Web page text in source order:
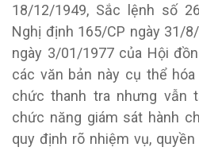
18/12/1949, Sắc lệnh số
Nghị định 165/CP ngày 31/
ngày 3/01/1977 của Hội
các văn bản này cụ thể
chức thanh tra nhưng vẫn
chức năng giám sát hành
quy định rõ nhiệm vụ,